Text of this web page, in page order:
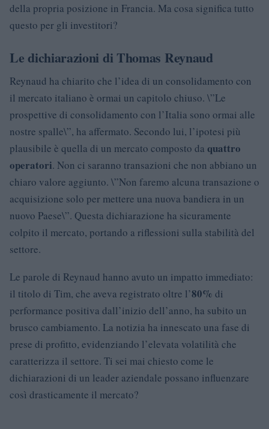
della propria posizione in Francia. Ma cosa significa tutto
questo per gli investitori?
Le dichiarazioni di Thomas Reynaud
Reynaud ha chiarito che l’idea di un consolidamento con
il mercato italiano è ormai un capitolo chiuso. \”Le
prospettive di consolidamento con l’Italia sono ormai alle
nostre spalle\”, ha affermato. Secondo lui, l’ipotesi più
plausibile è quella di un mercato composto da quattro
operatori. Non ci saranno transazioni che non abbiano un
chiaro valore aggiunto. \”Non faremo alcuna transazione o
acquisizione solo per mettere una nuova bandiera in un
nuovo Paese\”. Questa dichiarazione ha sicuramente
colpito il mercato, portando a riflessioni sulla stabilità del
settore.
Le parole di Reynaud hanno avuto un impatto immediato:
il titolo di Tim, che aveva registrato oltre l’80% di
performance positiva dall’inizio dell’anno, ha subito un
brusco cambiamento. La notizia ha innescato una fase di
prese di profitto, evidenziando l’elevata volatilità che
caratterizza il settore. Ti sei mai chiesto come le
dichiarazioni di un leader aziendale possano influenzare
così drasticamente il mercato?